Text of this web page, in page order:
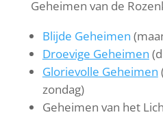
Geheimen van de
Blijde Geheimen
Droevige Geheimen
Glorievolle Geheimen
zondag)
Geheimen van het